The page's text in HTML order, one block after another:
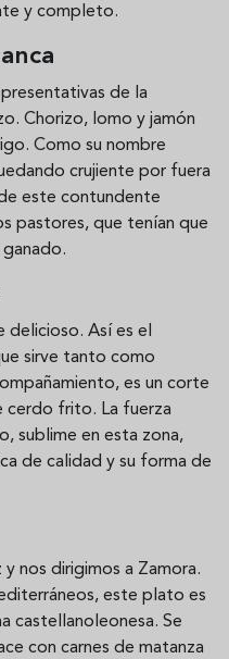
y completo.
de la
Chorizo, lomo y jamón
Como su nombre
crujiente por fuera
este contundente
pastores, que tenían que
ganado.
delicioso. Así es el
sirve tanto como
es un corte
cerdo frito. La fuerza
sublime en esta zona,
de calidad y su forma de
nos dirigimos a Zamora.
este plato es
castellanoleonesa. Se
con carnes de matanza